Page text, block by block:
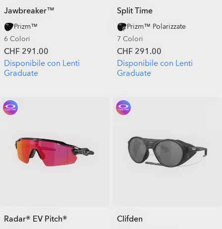
Jawbreaker™
Prizm™
6 Colori
CHF 291.00
Disponibile con Lenti
Graduate
Split Time
Prizm™ Polarizzate
7 Colori
CHF 291.00
Disponibile con Lenti
Graduate
Radar® EV Pitch® Clifden